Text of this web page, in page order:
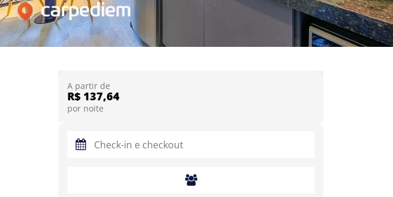
A partir de
R$ 137,64
por noite